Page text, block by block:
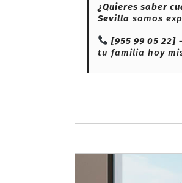
¿Quieres saber
Sevilla somos
[955 99 05 22]
tu familia hoy